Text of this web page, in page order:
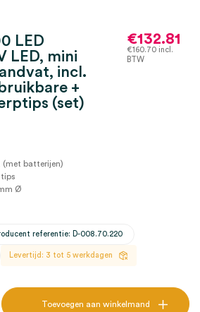
LED
LED, mini
incl.
+
(set)
€132.81
€160.70incl.
BTW
batterijen)
tips
Ø
referentie: D-008.70.220
Levertijd: 3 tot 5 werkdagen
Toevoegen aan winkelmand